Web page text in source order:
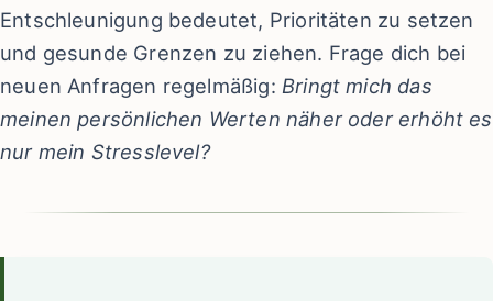
Entschleunigung bedeutet, Prioritäten zu setzen
und gesunde Grenzen zu ziehen. Frage dich bei
neuen Anfragen regelmäßig: Bringt mich das
meinen persönlichen Werten näher oder erhöht es
nur mein Stresslevel?